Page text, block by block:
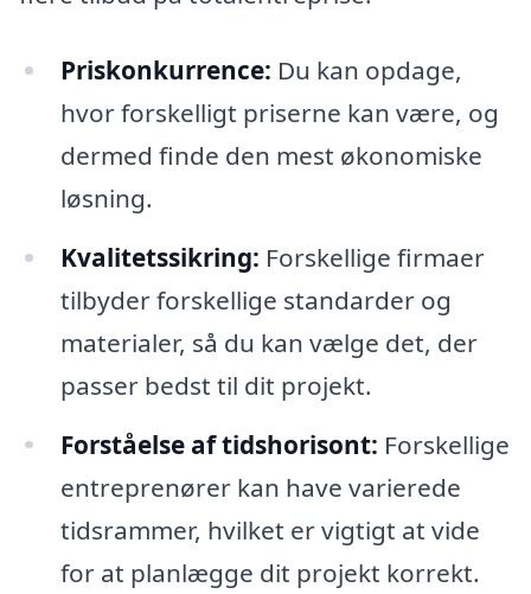
Priskonkurrence: Du kan opdage,
hvor forskelligt priserne kan være, og
dermed finde den mest økonomiske
løsning.
Kvalitetssikring: Forskellige firmaer
tilbyder forskellige standarder og
materialer, så du kan vælge det, der
passer bedst til dit projekt.
Forståelse af tidshorisont: Forskellige
entreprenører kan have varierede
tidsrammer, hvilket er vigtigt at vide
for at planlægge dit projekt korrekt.